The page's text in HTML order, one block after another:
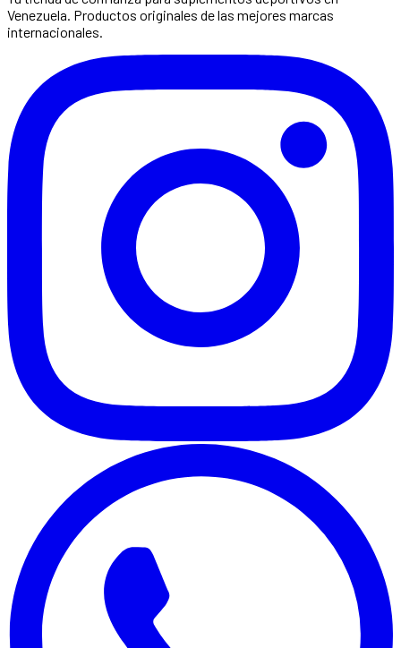
Venezuela. Productos originales de las mejores marcas
internacionales.